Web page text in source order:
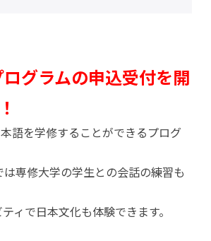
グラムの申込受付を開
語を学修することができるプログ
専修大学の学生との会話の練習も
ィで日本文化も体験できます。